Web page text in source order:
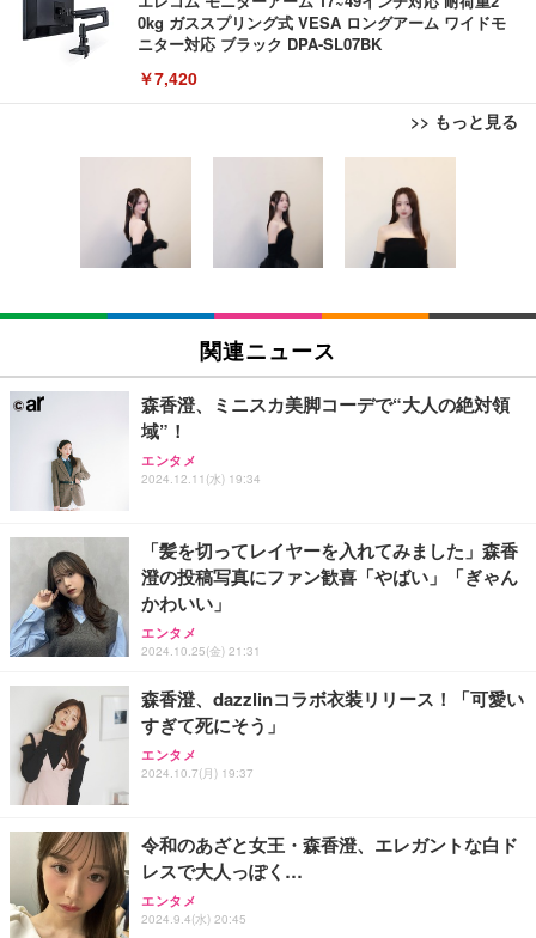
0kg ガススプリング式 VESA ロングアーム ワイドモ
ニター対応 ブラック DPA-SL07BK
￥7,420
>> もっと見る
0BBWH/EC 薄型 静音 4ボタン プレゼンモード機能
付 Windows Mac Android iOS iPadOS FireOS対応
ホワイト
￥1,390
エレコム ワイヤレスマウス Bluetooth EX-G 握りの
ガンメタリック M-XGM15BBSGM/EC
￥1,890
HP 有線 マウス HP 100G
エレコム ワイヤレスマウス 静音 Slint Bluetooth 無
線2.4GHz 3台マルチペアリング 薄型 軽量 充電式 M
サイズ ブラック M-TM25MBMSABK
マウス 無線 静音 ワイヤレスマウス Bluetooth 5.4 2.
4GHz Type-C 充電式 無線マウス 薄型 3段階DPI切替
8 PlusミニPCゲーミング AMD R7 8845HS搭載 【R
9 7940HS/8745HS/H255より上位】Radeon 780M | 1
28GB DDR5拡張可能 32GB DDR5+1TB SSD |Oculi
nk・USB4.0×2 | Win11 Pro 5.1GHz | Win11 Pro | 8
￥122,848
【法人向け・5年安定ビジネスに最適】GMKtec ミニ
SSD】8コア16スレッド 最大4.5GHz Win11 Pro 小
型PC 2.5G有線LAN Wi-Fi 6E BT5.2 8K3画面同時出
力 HDMI2.0/DP1.4/USB-C M.2 SSD 16TB拡張対応
コンパクト 静音ミニPC ゲーミングPC
￥86,999
MAX ミニpc mini pc N95 4C/4T 15W 最大3.4GHz 1
2GB LPDDR5+512GB SSD 小型PC 8TB拡張M.2_N
ミニパソコン B4Plus
GMKtec ミニPC G11初登場 AMD Ryzen Embedde
d R2514搭載 16GB DDR4＋256GB SSD動作より安
定 最大3.7GHz｜4K×3画面出力・2.5GLAN HDMI 2.
1/Type-C・Win11 Pro Mini PC USB3.2×4 企業・学
【整備済み品】富士通 ESPRIMO Q558 ミニPC i5第
9世代 16GB SSD256GB Win11 Office2021 WiFi
ケーブル一体型 1.5m PSE認証品 GaN採用 折りたた
み式プラグ しろちゃん 【 iPhone16 15 等対応】 E
C-AC6920WF
￥1,090
モバイルバッテリー 大容量 30000mAh 【22.5W/20
ッテリー 5台同時充電 Type-C出力 スマホ 充電器 LC
D残量表示 LEDライト付き ストラップ付き 持ち運び
携帯充電器 停電対策 アウトドア/旅行/出張/防災/緊
急用 iOS/Android各種他対応 機内持込可 (高級白い)
￥2,469
ポート PSE認証品 GaN採用 折りたたみ式プラグ ホ
ワイト 【 iPhone16 15 等対応】 EC-AC6820WH
エレコム 充電器 40W 2ポート Type-C USB PD対応
PPS対応 GaN II採用 折りたたみ式プラグ ホワイト
EC-AC10640WH
エレコム 65W 充電器 Type-C コンセント 急速 PD対
応 スイング式プラグ採用 PSE技術基準適合 ブラッ
ク EC-AC12465BK
関連ニュース
森香澄、ミニスカ美脚コーデで“大人の絶対領
域”！
エンタメ
2024.12.11(水) 19:34
「髪を切ってレイヤーを入れてみました」森香
澄の投稿写真にファン歓喜「やばい」「ぎゃん
かわいい」
エンタメ
2024.10.25(金) 21:31
森香澄、dazzlinコラボ衣装リリース！「可愛い
すぎて死にそう」
エンタメ
2024.10.7(月) 19:37
令和のあざと女王・森香澄、エレガントな白ド
レスで大人っぽく…
エンタメ
2024.9.4(水) 20:45